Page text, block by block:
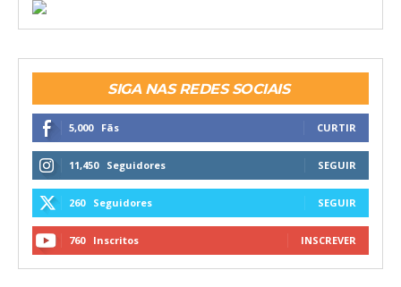
SIGA NAS REDES SOCIAIS
5,000 Fãs CURTIR
11,450 Seguidores SEGUIR
260 Seguidores SEGUIR
760 Inscritos INSCREVER